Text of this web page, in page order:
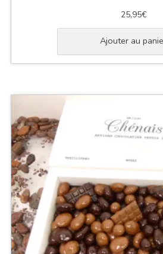
25,95€
Ajouter au